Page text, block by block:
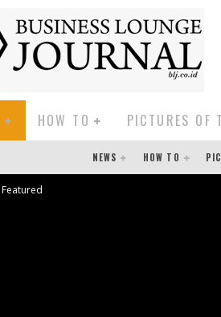
HOW TO PICTURES OF
NEWS HOW TO
Featured